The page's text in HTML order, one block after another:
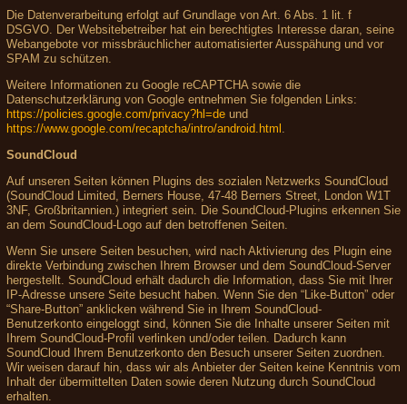
Die Datenverarbeitung erfolgt auf Grundlage von Art. 6 Abs. 1 lit. f
DSGVO. Der Websitebetreiber hat ein berechtigtes Interesse daran, seine
Webangebote vor missbräuchlicher automatisierter Ausspähung und vor
SPAM zu schützen.
Weitere Informationen zu Google reCAPTCHA sowie die
Datenschutzerklärung von Google entnehmen Sie folgenden Links:
https://policies.google.com/privacy?hl=de und
https://www.google.com/recaptcha/intro/android.html
SoundCloud
Auf unseren Seiten können Plugins des sozialen Netzwerks SoundCloud
(SoundCloud Limited, Berners House, 47-48 Berners Street, London W1T
3NF, Großbritannien.) integriert sein. Die SoundCloud-Plugins erkennen Sie
an dem SoundCloud-Logo auf den betroffenen Seiten.
Wenn Sie unsere Seiten besuchen, wird nach Aktivierung des Plugin eine
direkte Verbindung zwischen Ihrem Browser und dem SoundCloud-Server
hergestellt. SoundCloud erhält dadurch die Information, dass Sie mit Ihrer
IP-Adresse unsere Seite besucht haben. Wenn Sie den “Like-Button” oder
“Share-Button” anklicken während Sie in Ihrem SoundCloud-
Benutzerkonto eingeloggt sind, können Sie die Inhalte unserer Seiten mit
Ihrem SoundCloud-Profil verlinken und/oder teilen. Dadurch kann
SoundCloud Ihrem Benutzerkonto den Besuch unserer Seiten zuordnen.
Wir weisen darauf hin, dass wir als Anbieter der Seiten keine Kenntnis vom
Inhalt der übermittelten Daten sowie deren Nutzung durch SoundCloud
erhalten.